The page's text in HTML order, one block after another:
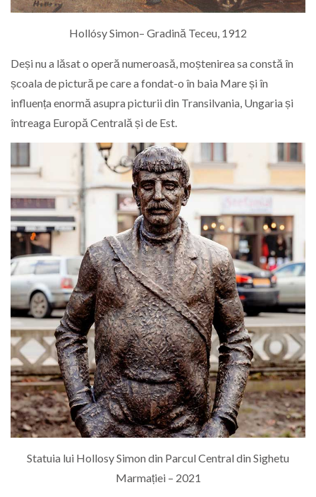
Hollósy Simon– Gradină Teceu, 1912
Deși nu a lăsat o operă numeroasă, moștenirea sa constă în
școala de pictură pe care a fondat-o în baia Mare și în
influența enormă asupra picturii din Transilvania, Ungaria și
întreaga Europă Centrală și de Est.
Statuia lui Hollosy Simon din Parcul Central din Sighetu
Marmației – 2021